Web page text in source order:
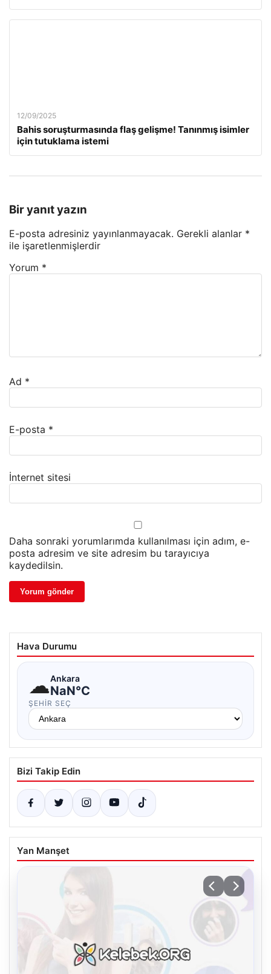
12/09/2025
Bahis soruşturmasında flaş gelişme! Tanınmış isimler
için tutuklama istemi
Bir yanıt yazın
E-posta adresiniz yayınlanmayacak. Gerekli alanlar *
ile işaretlenmişlerdir
Yorum *
Ad *
E-posta *
İnternet sitesi
Daha sonraki yorumlarımda kullanılması için adım, e-
posta adresim ve site adresim bu tarayıcıya
kaydedilsin.
Hava Durumu
☁Ankara
NaN°C
ŞEHIR SEÇ
Bizi Takip Edin
Yan Manşet